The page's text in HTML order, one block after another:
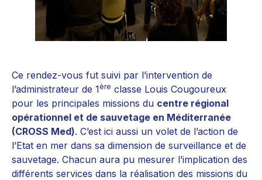
Ce rendez-vous fut suivi par l’intervention de
l’administrateur de 1ère classe Louis Cougoureux
pour les principales missions du centre régional
opérationnel et de sauvetage en Méditerranée
(CROSS Med). C’est ici aussi un volet de l’action de
l’Etat en mer dans sa dimension de surveillance et de
sauvetage. Chacun aura pu mesurer l’implication des
différents services dans la réalisation des missions du